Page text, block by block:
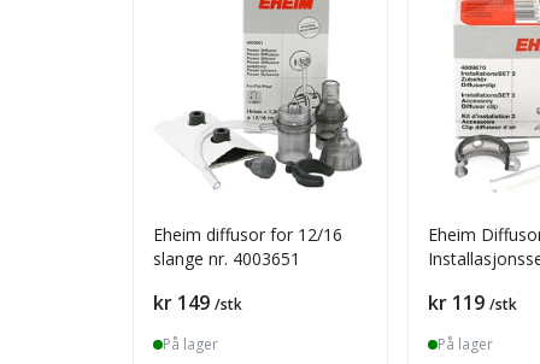
Eheim diffusor for 12/16
slange nr. 4003651
Pris
kr 149 /stk
På lager
Eheim
Pris
kr 119 /stk
På lager